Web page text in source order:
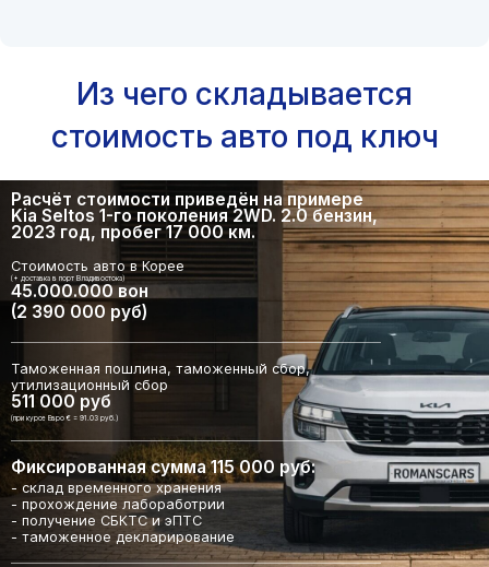
Из чего складывается
стоимость авто под ключ
Расчёт стоимости приведён на примере
Kia Seltos 1-го поколения 2WD. 2.0 бензин,
2023 год, пробег 17 000 км.
Стоимость авто в Корее
(+ доставка в порт Владивостока)
45.000.000 вон
(2 390 000 руб)
Таможенная пошлина, таможенный сбор,
утилизационный сбор
511 000 руб
(при курсе Евро € = 91.03 руб.)
Фиксированная сумма 115 000 руб:
- склад временного хранения
- прохождение лабоработрии
- получение СБКТС и эПТС
- таможенное декларирование